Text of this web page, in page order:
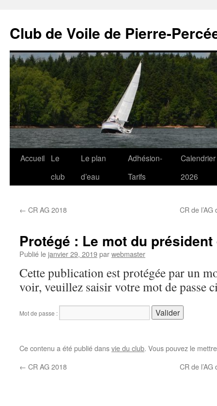
Club de Voile de Pierre-
Aller
Accueil
Le
club
Le plan
d’eau
Adhésion-
Tarifs
Calendrier
2026
← CR AG 2018 CR de
Protégé : Le mot du président
Publié le janvier 29, 2019parwebmaster
Cette publication est protégée par un
voir, veuillez saisir votre mot de passe
Mot de passe :
Ce contenu a été publié dansvie du club. Vous pouvez le
← CR AG 2018 CR de